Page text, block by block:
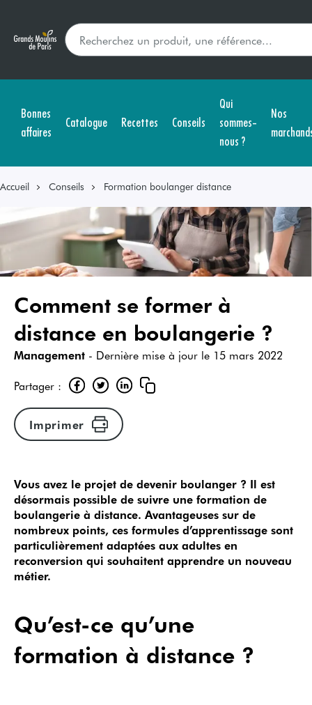
Bonnes
affaires
Catalogue Recettes Conseils
Qui
sommes-
nous ?
Nos
Accueil Conseils Formation boulanger distance
Comment se former à
distance en boulangerie ?
Management - Dernière mise à jour le 15 mars 2022
Partager :
Imprimer
Vous avez le projet de devenir boulanger ? Il est
désormais possible de suivre une formation de
boulangerie à distance. Avantageuses sur de
nombreux points, ces formules d’apprentissage sont
particulièrement adaptées aux adultes en
reconversion qui souhaitent apprendre un nouveau
métier.
Qu’est-ce qu’une
formation à distance ?